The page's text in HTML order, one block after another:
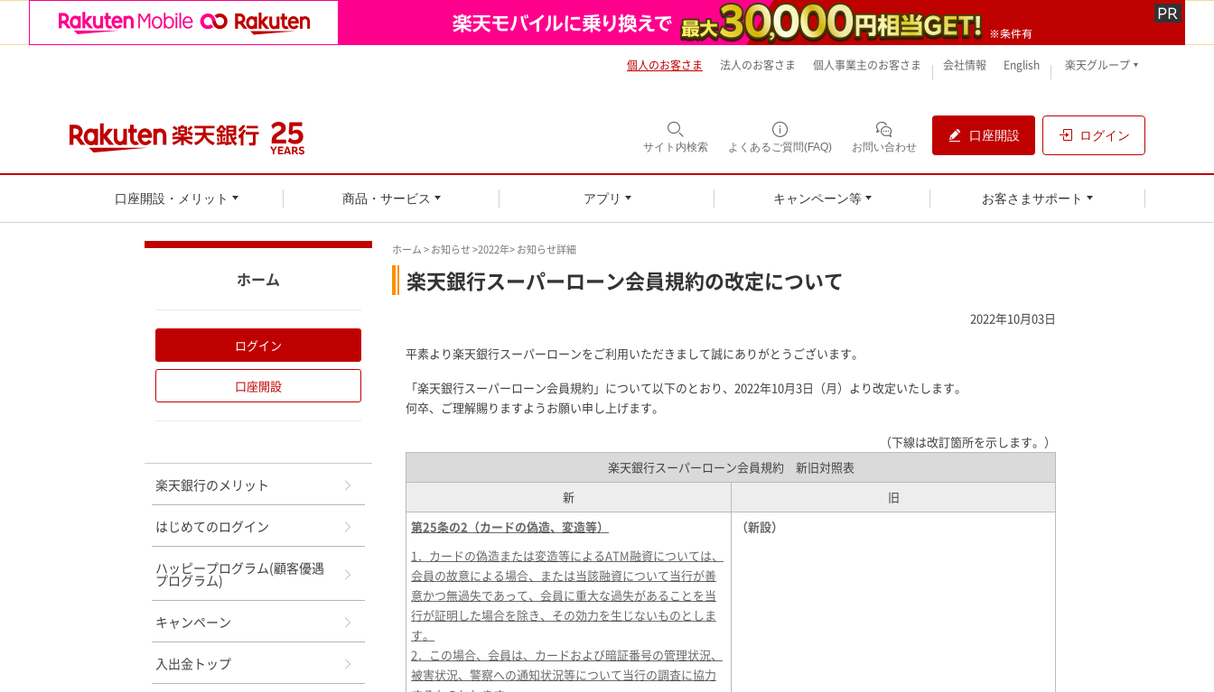
個人のお客さま 法人のお客さま 個人事業主のお客さま 会社情報 English 楽天グループ
サイト内検索 よくあるご質問(FAQ) お問い合わせ
口座開設 ログイン
口座開設・メリット 商品・サービス アプリ キャンペーン等 お客さまサポート
ホーム>お知らせ>2022年> お知らせ詳細
楽天銀行スーパーローン会員規約の改定について
2022年10月03日
平素より楽天銀行スーパーローンをご利用いただきまして誠にありがとうございます。
「楽天銀行スーパーローン会員規約」について以下のとおり、2022年10月3日（月）より改定いたします。
何卒、ご理解賜りますようお願い申し上げます。
（下線は改訂箇所を示します。）
楽天銀行スーパーローン会員規約 新旧対照表
新
旧
第25条の2（カードの偽造、変造等）
（新設）
1．カードの偽造または変造等によるATM融資については、
会員の故意による場合、または当該融資について当行が善
意かつ無過失であって、会員に重大な過失があることを当
行が証明した場合を除き、その効力を生じないものとしま
す。
2．この場合、会員は、カードおよび暗証番号の管理状況、
被害状況、警察への通知状況等について当行の調査に協力
ホーム
ログイン
口座開設
楽天銀行のメリット
はじめてのログイン
ハッピープログラム(顧客優遇
プログラム)
キャンペーン
入出金トップ